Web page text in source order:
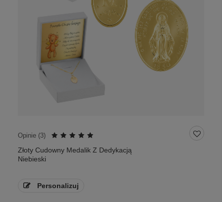
Opinie (3)
Złoty Cudowny Medalik Z Dedykacją
Niebieski
Personalizuj